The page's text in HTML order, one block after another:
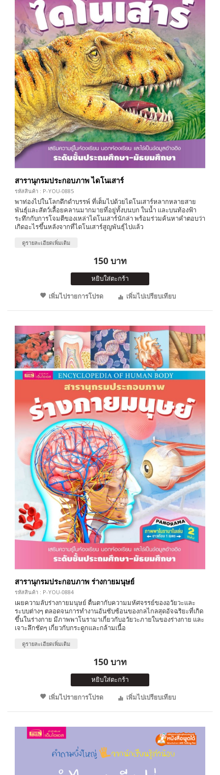
สารานุกรมประกอบภาพ ไดโนเสาร์
รหัสสินค้า : P-YOU-0885
พาท่องไปในโลกดึกดำบรรพ์ ที่เต็มไปด้วยไดโนเสาร์หลากหลายสาย
พันธุ์และสัตว์เลื้อยคลานมากมายที่อยู่ทั้งบนบก ในน้ำ และบนท้องฟ้า
ระทึกกับการโจมตีของเหล่าไดโนเสาร์นักล่า พร้อมร่วมค้นหาคำตอบว่า
เกิดอะไรขึ้นหลังจากที่ไดโนเสาร์สูญพันธุ์ไปแล้ว
ดูรายละเอียดเพิ่มเติม
150 บาท
หยิบใส่ตะกร้า
เพิ่มไปรายการโปรด
เพิ่มไปเปรียบเทียบ
สารานุกรมประกอบภาพ ร่างกายมนุษย์
รหัสสินค้า : P-YOU-0884
เผยความลับร่างกายมนุษย์ ตื่นตากับความมหัศจรรย์ของอวัยวะและ
ระบบต่างๆ ตลอดจนการทำงานอันซับซ้อนของกลไกลสุดอัจฉริยะที่เกิด
ขึ้นในร่างกาย มีภาพพาโนรามาเกี่ยวกับอวัยวะภายในของร่างกาย และ
เจาะลึกชัดๆ เกี่ยวกับกระดูกและกล้ามเนื้อ
ดูรายละเอียดเพิ่มเติม
150 บาท
หยิบใส่ตะกร้า
เพิ่มไปรายการโปรด
เพิ่มไปเปรียบเทียบ